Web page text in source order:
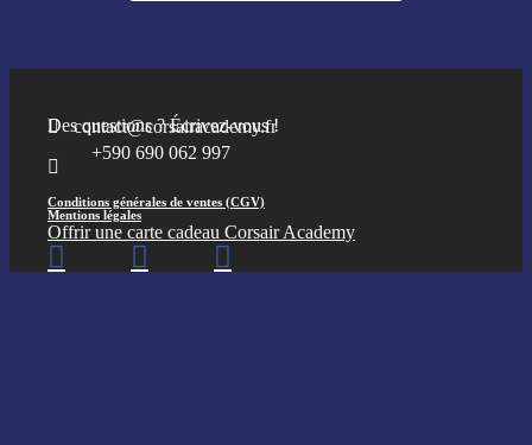
Des questions ? Écrivez-vous !
contact@corsairacademy.fr
+590 690 062 997
Conditions générales de ventes (CGV)
Mentions légales
Offrir une carte cadeau Corsair Academy